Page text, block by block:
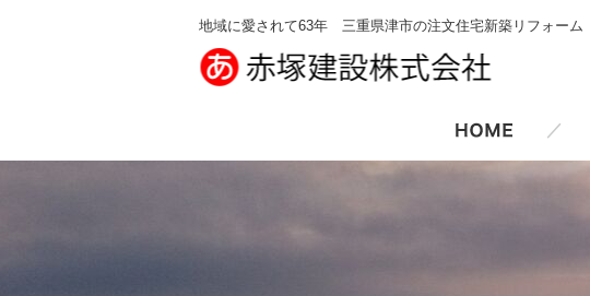
地域に愛されて63年 三重県津市の注文住宅新築リフォーム
／